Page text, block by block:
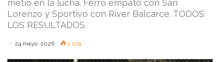
metió en la lucha. Ferro empató con San
Lorenzo y Sportivo con River Balcarce. TODOS
LOS RESULTADOS.
24 mayo, 2026 1.074